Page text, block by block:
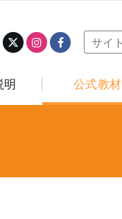
明 公式教材